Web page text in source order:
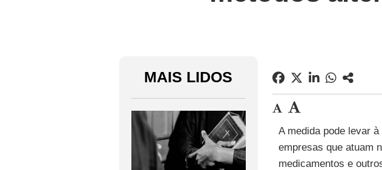
MAIS LIDOS
A medida pode levar
empresas que atuam
medicamentos e